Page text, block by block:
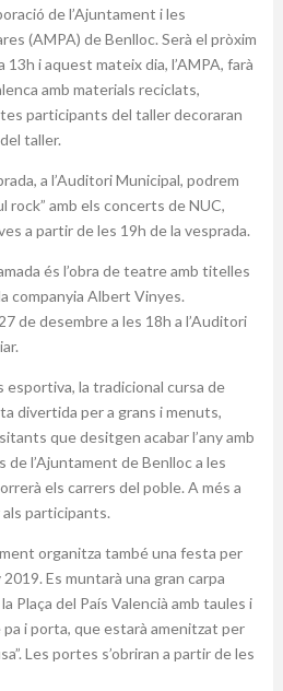
de l’Ajuntament i les
(AMPA) de Benlloc. Serà el pròxim
13h i aquest mateix dia, l’AMPA, farà
amb materials reciclats,
participants del taller decoraran
taller.
a l’Auditori Municipal, podrem
rock” amb els concerts de NUC,
a partir de les 19h de la vesprada.
és l’obra de teatre amb titelles
la companyia Albert Vinyes.
de desembre a les 18h a l’Auditori
esportiva, la tradicional cursa de
divertida per a grans i menuts,
que desitgen acabar l’any amb
de l’Ajuntament de Benlloc a les
els carrers del poble. A més a
als participants.
organitza també una festa per
Es muntarà una gran carpa
Plaça del País Valencià amb taules i
i porta, que estarà amenitzat per
Les portes s’obriran a partir de les